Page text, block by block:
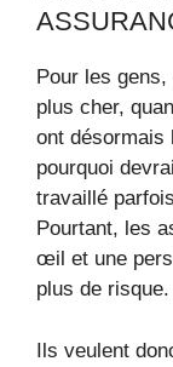
Pour les
plus cher,
ont désormais
pourquoi
travaillé
Pourtant, les
œil et une
plus de risque.
Ils veulent